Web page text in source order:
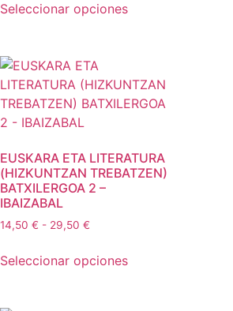
Seleccionar opciones
EUSKARA ETA LITERATURA
(HIZKUNTZAN TREBATZEN)
BATXILERGOA 2 –
IBAIZABAL
14,50 € - 29,50 €
Seleccionar opciones